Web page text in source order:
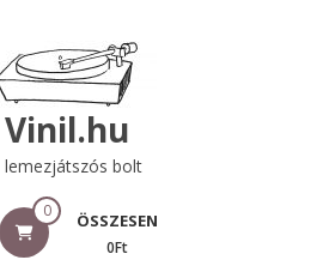
Vinil.hu
lemezjátszós bolt
0 ÖSSZESEN
0Ft